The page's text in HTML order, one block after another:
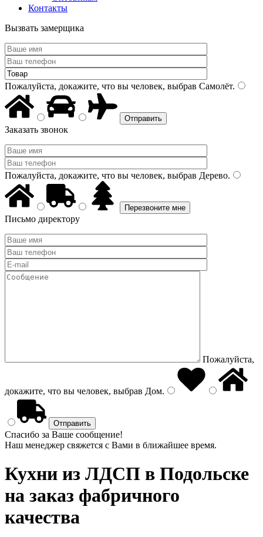
Контакты
Вызвать замерщика
Пожалуйста, докажите, что вы человек, выбрав Самолёт.
Заказать звонок
Пожалуйста, докажите, что вы человек, выбрав Дерево.
Письмо директору
Пожалуйста,
докажите, что вы человек, выбрав Дом.
Спасибо за Ваше сообщение!
Наш менеджер свяжется с Вами в ближайшее время.
Кухни из ЛДСП в Подольске
на заказ фабричного
качества